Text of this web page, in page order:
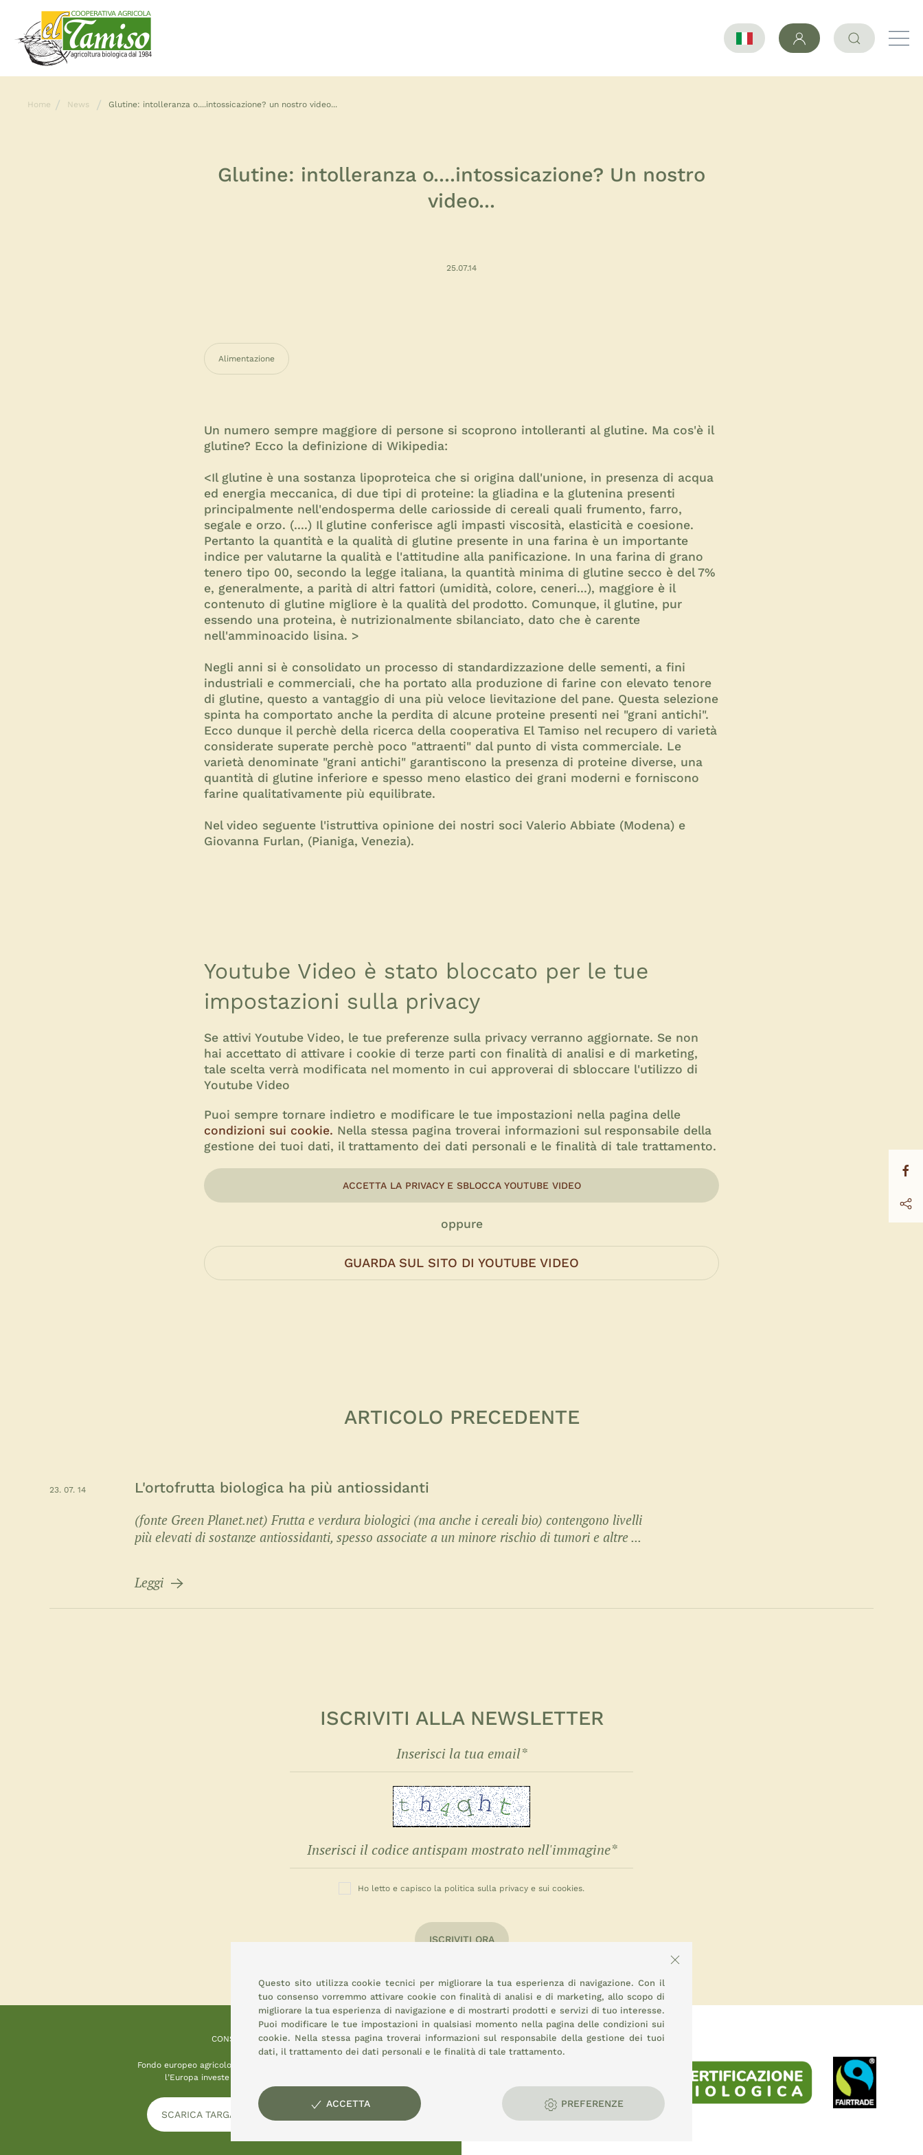
Home News Glutine: intolleranza o....intossicazione? un nostro video...
Glutine: intolleranza o....intossicazione? Un nostro
video...
25.07.14
Alimentazione
Un numero sempre maggiore di persone si scoprono intolleranti al glutine. Ma cos'è il
glutine? Ecco la definizione di Wikipedia:
<Il glutine è una sostanza lipoproteica che si origina dall'unione, in presenza di acqua
ed energia meccanica, di due tipi di proteine: la gliadina e la glutenina presenti
principalmente nell'endosperma delle cariosside di cereali quali frumento, farro,
segale e orzo. (....) Il glutine conferisce agli impasti viscosità, elasticità e coesione.
Pertanto la quantità e la qualità di glutine presente in una farina è un importante
indice per valutarne la qualità e l'attitudine alla panificazione. In una farina di grano
tenero tipo 00, secondo la legge italiana, la quantità minima di glutine secco è del 7%
e, generalmente, a parità di altri fattori (umidità, colore, ceneri...), maggiore è il
contenuto di glutine migliore è la qualità del prodotto. Comunque, il glutine, pur
essendo una proteina, è nutrizionalmente sbilanciato, dato che è carente
nell'amminoacido lisina. >
Negli anni si è consolidato un processo di standardizzazione delle sementi, a fini
industriali e commerciali, che ha portato alla produzione di farine con elevato tenore
di glutine, questo a vantaggio di una più veloce lievitazione del pane. Questa selezione
spinta ha comportato anche la perdita di alcune proteine presenti nei "grani antichi".
Ecco dunque il perchè della ricerca della cooperativa El Tamiso nel recupero di varietà
considerate superate perchè poco "attraenti" dal punto di vista commerciale. Le
varietà denominate "grani antichi" garantiscono la presenza di proteine diverse, una
quantità di glutine inferiore e spesso meno elastico dei grani moderni e forniscono
farine qualitativamente più equilibrate.
Nel video seguente l'istruttiva opinione dei nostri soci Valerio Abbiate (Modena) e
Giovanna Furlan, (Pianiga, Venezia).
Youtube Video è stato bloccato per le tue
impostazioni sulla privacy
Se attivi Youtube Video, le tue preferenze sulla privacy verranno aggiornate. Se non
hai accettato di attivare i cookie di terze parti con finalità di analisi e di marketing,
tale scelta verrà modificata nel momento in cui approverai di sbloccare l'utilizzo di
Youtube Video
Puoi sempre tornare indietro e modificare le tue impostazioni nella pagina delle
condizioni sui cookie. Nella stessa pagina troverai informazioni sul responsabile della
gestione dei tuoi dati, il trattamento dei dati personali e le finalità di tale trattamento.
ACCETTA LA PRIVACY E SBLOCCA YOUTUBE VIDEO
oppure
GUARDA SUL SITO DI YOUTUBE VIDEO
ARTICOLO PRECEDENTE
23. 07. 14
L'ortofrutta biologica ha più antiossidanti
(fonte Green Planet.net) Frutta e verdura biologici (ma anche i cereali bio) contengono livelli
più elevati di sostanze antiossidanti, spesso associate a un minore rischio di tumori e altre ...
Leggi
ISCRIVITI ALLA NEWSLETTER
Ho letto e capisco la politica sulla privacy e sui cookies.
ISCRIVITI ORA
CONSEMI
Fondo europeo agricolo per lo sviluppo rurale:
l’Europa investe nelle zone rurali
SCARICA TARGA INFORMATIVA
Questo sito utilizza cookie tecnici per migliorare la tua esperienza di navigazione. Con il
tuo consenso vorremmo attivare cookie con finalità di analisi e di marketing, allo scopo di
migliorare la tua esperienza di navigazione e di mostrarti prodotti e servizi di tuo interesse.
Puoi modificare le tue impostazioni in qualsiasi momento nella pagina delle condizioni sui
cookie. Nella stessa pagina troverai informazioni sul responsabile della gestione dei tuoi
dati, il trattamento dei dati personali e le finalità di tale trattamento.
ACCETTA PREFERENZE